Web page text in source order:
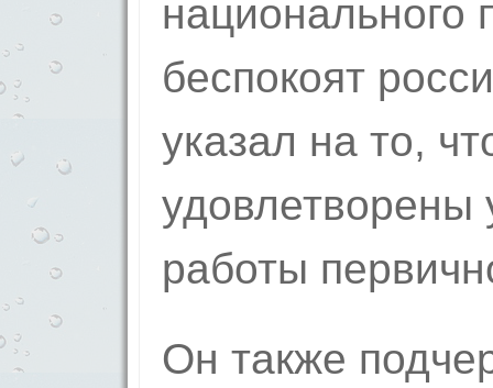
национального
беспокоят
указал на то,
удовлетворены
работы
Он также